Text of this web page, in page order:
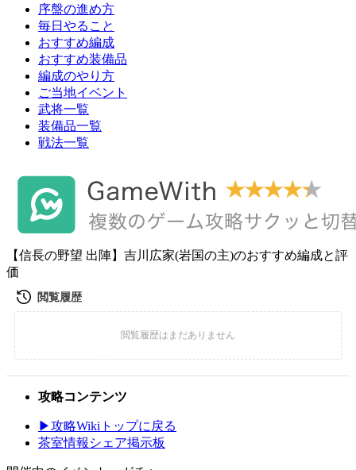
序盤の進め方
毎日やること
おすすめ編成
おすすめ装備品
編成のやり方
ご当地イベント
武将一覧
装備品一覧
戦法一覧
【信長の野望 出陣】吉川広家(岩国の主)のおすすめ編成と評
価
攻略コンテンツ
▶攻略Wikiトップに戻る
茶室情報シェア掲示板